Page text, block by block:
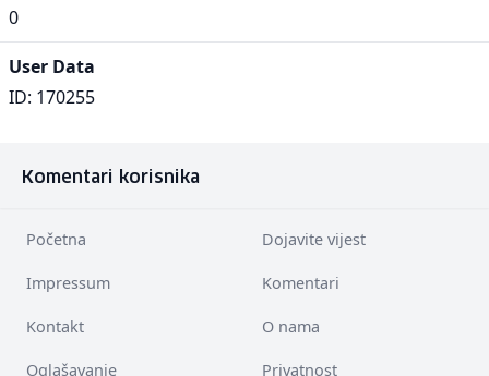
0
User Data
ID: 170255
Komentari korisnika
Početna Dojavite vijest
Impressum Komentari
Kontakt O nama
Oglašavanje Privatnost